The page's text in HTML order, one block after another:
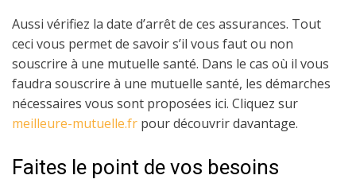
Aussi vérifiez la date d’arrêt de ces assurances. Tout
ceci vous permet de savoir s’il vous faut ou non
souscrire à une mutuelle santé. Dans le cas où il vous
faudra souscrire à une mutuelle santé, les démarches
nécessaires vous sont proposées ici. Cliquez sur
meilleure-mutuelle.fr pour découvrir davantage.
Faites le point de vos besoins